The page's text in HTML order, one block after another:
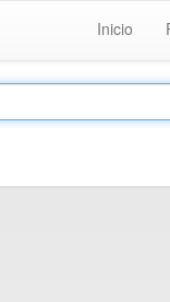
Inicio